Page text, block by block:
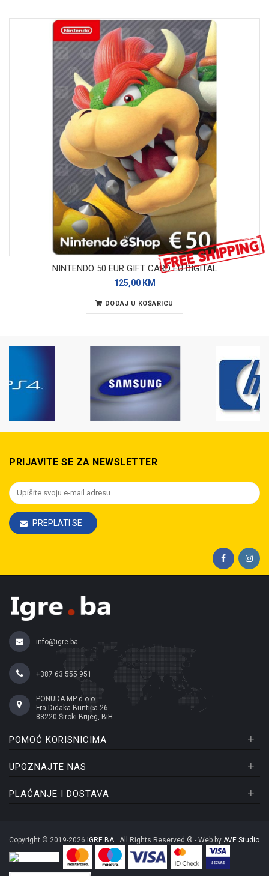
NINTENDO 50 EUR GIFT CARD EU DIGITAL
125,00 KM
DODAJ U KOŠARICU
PRIJAVITE SE ZA NEWSLETTER
PREPLATI SE
info@igre.ba
+387 63 555 951
PONUDA MP d.o.o.
Fra Didaka Buntića 26
88220 Široki Brijeg, BiH
POMOĆ KORISNICIMA +
UPOZNAJTE NAS +
PLAĆANJE I DOSTAVA +
Copyright © 2019-2026 IGRE.BA . All Rights Reserved ® - Web by AVE Studio